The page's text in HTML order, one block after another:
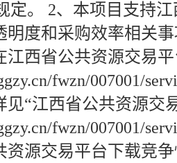
定。 2、本项目支持
明度和采购效率相关
江西省公共资源交易
fwzn/007001/
见“江西省公共资源交
fwzn/007001/
资源交易平台下载竞